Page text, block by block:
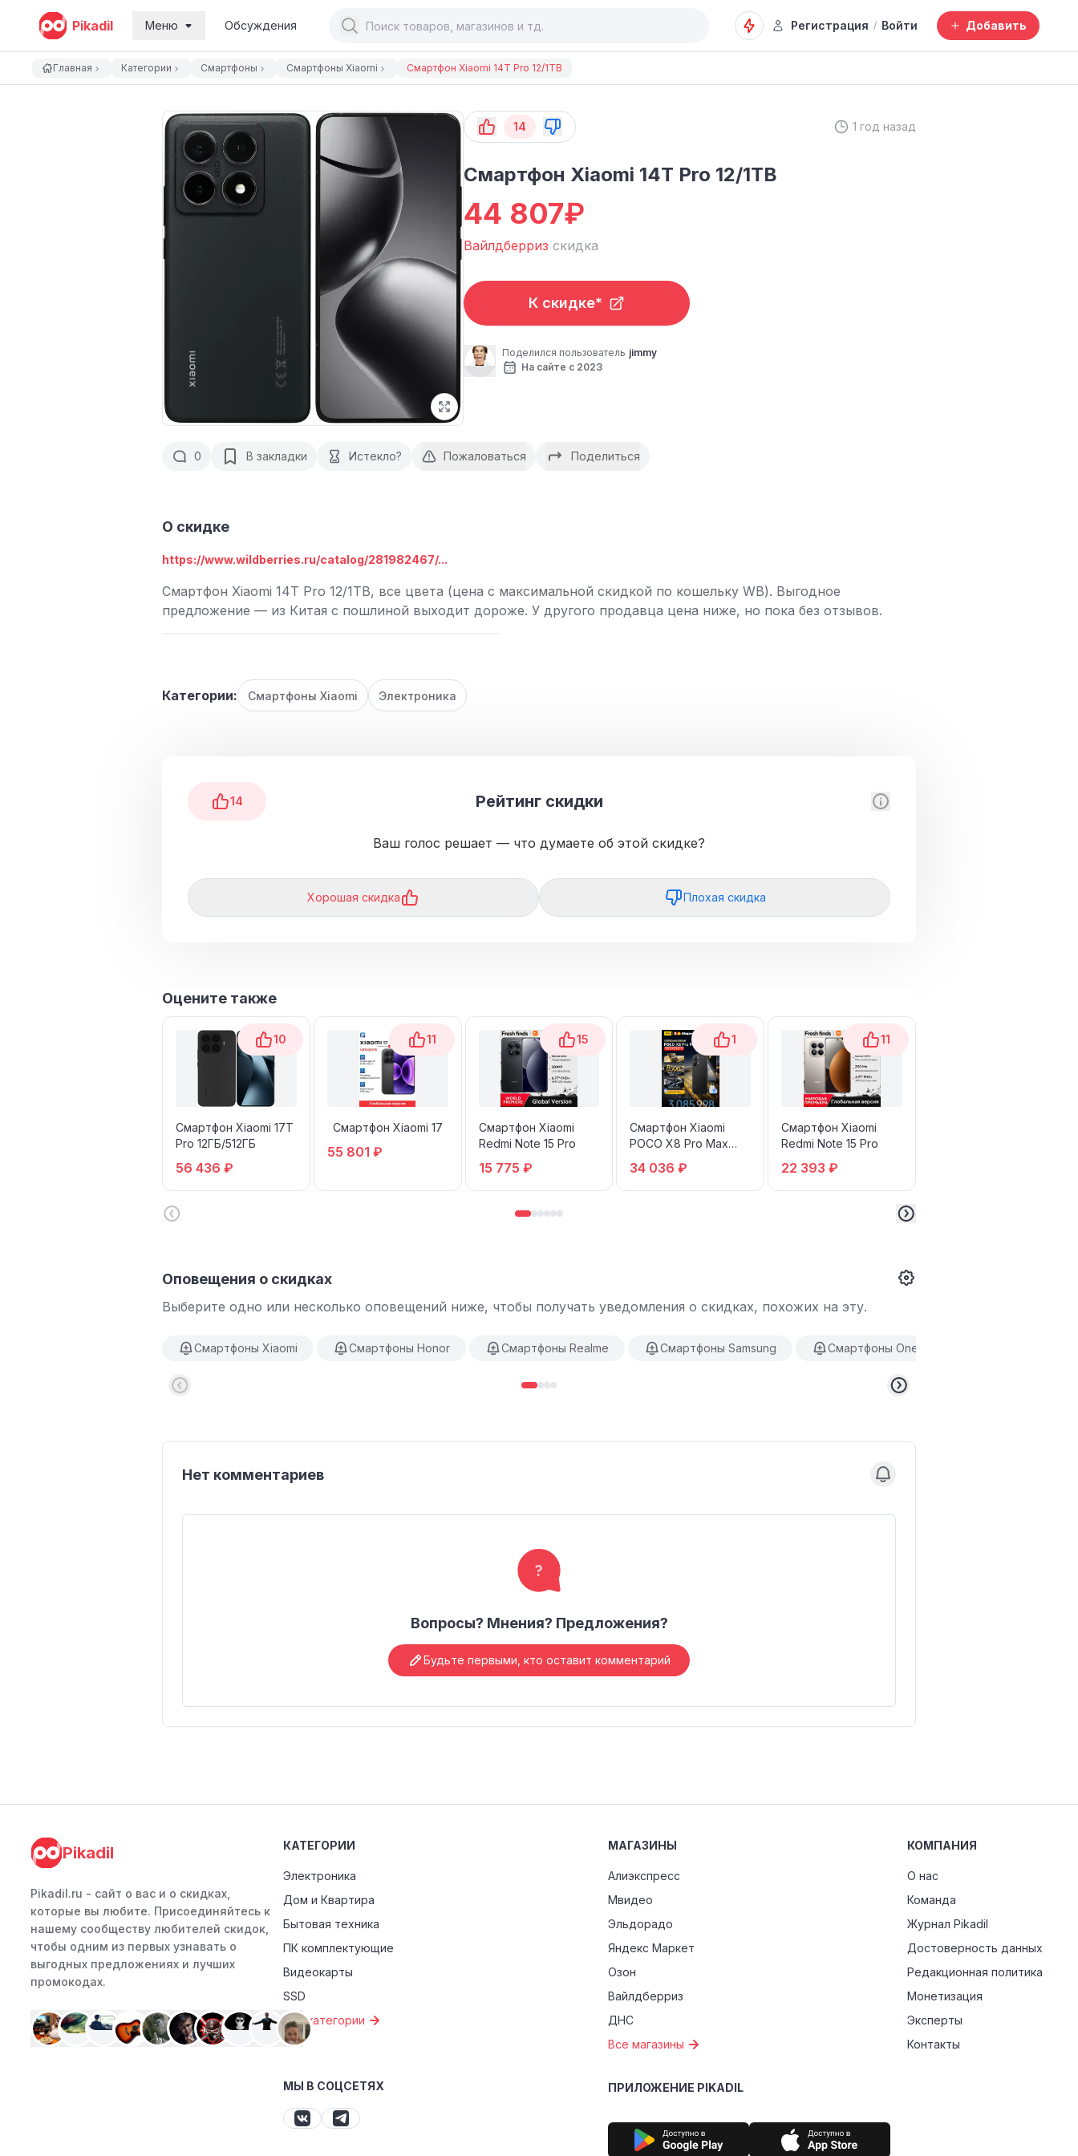
Pikadil Меню Обсуждения Регистрация / Войти Добавить
Главная Категории Смартфоны Смартфоны Xiaomi Смартфон Xiaomi 14T Pro 12/1TB
14 1 год назад
Смартфон Xiaomi 14T Pro 12/1TB
44 807₽
Вайлдберриз скидка
К скидке*
Поделился пользователь jimmy
На сайте с 2023
0 В закладки Истекло? Пожаловаться Поделиться
О скидке
https://www.wildberries.ru/catalog/281982467/...
Смартфон Xiaomi 14T Pro 12/1TB, все цвета (цена с максимальной скидкой по кошельку WB). Выгодное
предложение — из Китая с пошлиной выходит дороже. У другого продавца цена ниже, но пока без отзывов.
Категории: Смартфоны Xiaomi Электроника
14 Рейтинг скидки
Ваш голос решает — что думаете об этой скидке?
Хорошая скидка Плохая скидка
Оцените также
10
Смартфон Xiaomi 17T
Pro 12ГБ/512ГБ
56 436 ₽
11
Смартфон Xiaomi 17
55 801 ₽
15
Смартфон Xiaomi
Redmi Note 15 Pro
15 775 ₽
1
Смартфон Xiaomi
POCO X8 Pro Max
34 036 ₽
11
Смартфон Xiaomi
Redmi Note 15 Pro
22 393 ₽
Оповещения о скидках
Выберите одно или несколько оповещений ниже, чтобы получать уведомления о скидках, похожих на эту.
Смартфоны Xiaomi Смартфоны Honor Смартфоны Realme Смартфоны Samsung Смартфоны OnePlus
Нет комментариев
Вопросы? Мнения? Предложения?
Будьте первыми, кто оставит комментарий
Pikadil
Pikadil.ru - cайт о вас и о скидках,
которые вы любите. Присоединяйтесь к
нашему сообществу любителей скидок,
чтобы одним из первых узнавать о
выгодных предложениях и лучших
промокодах.
КАТЕГОРИИ
Электроника
Дом и Квартира
Бытовая техника
ПК комплектующие
Видеокарты
SSD
Все категории
МАГАЗИНЫ
Алиэкспресс
Мвидео
Эльдорадо
Яндекс Маркет
Озон
Вайлдберриз
ДНС
Все магазины
КОМПАНИЯ
О нас
Команда
Журнал Pikadil
Достоверность данных
Редакционная политика
Монетизация
Эксперты
Контакты
МЫ В СОЦСЕТЯХ ПРИЛОЖЕНИЕ PIKADIL